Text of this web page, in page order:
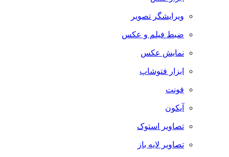
ویرایشگر تصویر
ضبط فيلم و عكس
نمایش عکس
ابزار فتوشاپ
فونت
آیکون
تصاویر استوک
تصاویر لایه باز